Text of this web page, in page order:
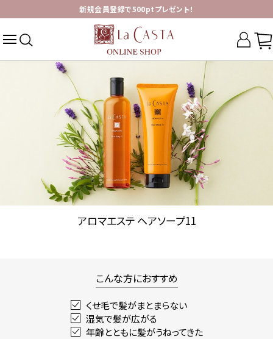
新規会員登録で500ptプレゼント！
アロマエステ ヘアソープ11
こんな方におすすめ
くせ毛で髪がまとまらない
湿気で髪が広がる
年齢とともに髪がうねってきた